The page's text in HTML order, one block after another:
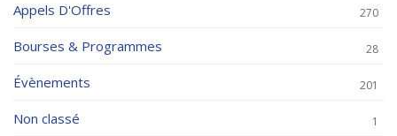
Appels D'Offres 270
Bourses & Programmes 28
Évènements 201
Non classé 1